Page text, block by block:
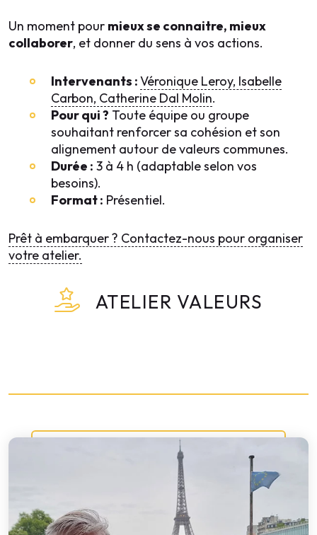
ATELIER VALEURS
Un moment pour mieux se connaitre, mieux
collaborer, et donner du sens à vos actions.
Intervenants :Véronique Leroy, Isabelle
Carbon, Catherine Dal Molin.
Pour qui ? Toute équipe ou groupe
souhaitant renforcer sa cohésion et son
alignement autour de valeurs communes.
Durée : 3 à 4 h (adaptable selon vos
besoins).
Format : Présentiel.
Prêt à embarquer ? Contactez-nous pour organiser
votre atelier.